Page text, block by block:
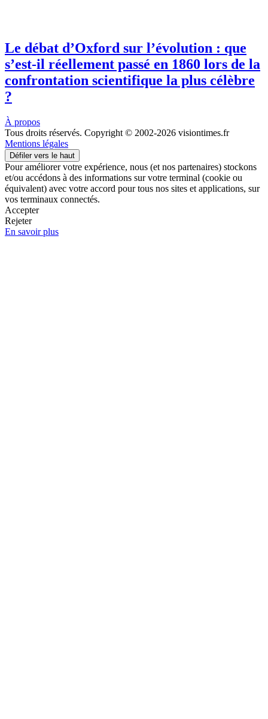
Le débat d’Oxford sur l’évolution : que
s’est-il réellement passé en 1860 lors de la
confrontation scientifique la plus célèbre
?
À propos
Tous droits réservés. Copyright © 2002-2026 visiontimes.fr
Mentions légales
Défiler vers le haut
Pour améliorer votre expérience, nous (et nos partenaires) stockons
et/ou accédons à des informations sur votre terminal (cookie ou
équivalent) avec votre accord pour tous nos sites et applications, sur
vos terminaux connectés.
Accepter
Rejeter
En savoir plus